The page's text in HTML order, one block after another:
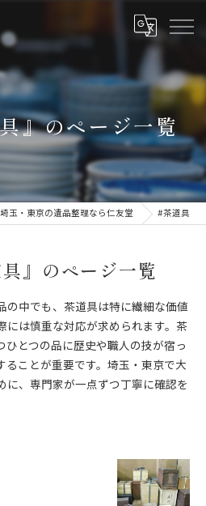
』のページ一覧
埼玉・東京の遺品整理なら仁友堂 #茶道具
』のページ一覧
の中でも、茶道具は特に繊細な価値
には慎重な対応が求められます。茶
とつの品に歴史や職人の技が宿っ
ることが重要です。埼玉・東京で大
に、専門家が一点ずつ丁寧に確認を